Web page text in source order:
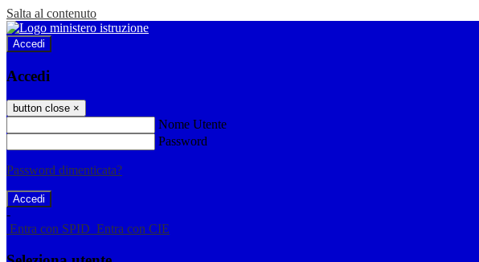
Salta al contenuto
Accedi
Accedi
button close ×
Nome Utente
Password
Password dimenticata?
-
Entra con SPID Entra con CIE